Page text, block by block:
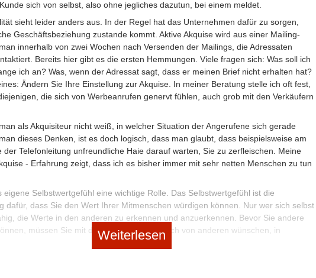
sich von selbst, also ohne jegliches dazutun, bei einem meldet.
sieht leider anders aus. In der Regel hat das Unternehmen dafür zu sorgen,
Geschäftsbeziehung zustande kommt. Aktive Akquise wird aus einer Mailing-
innerhalb von zwei Wochen nach Versenden der Mailings, die Adressaten
Bereits hier gibt es die ersten Hemmungen. Viele fragen sich: Was soll ich
ich an? Was, wenn der Adressat sagt, dass er meinen Brief nicht erhalten hat?
Ändern Sie Ihre Einstellung zur Akquise. In meiner Beratung stelle ich oft fest,
die sich von Werbeanrufen genervt fühlen, auch grob mit den Verkäufern
als Akquisiteur nicht weiß, in welcher Situation der Angerufene sich gerade
dieses Denken, ist es doch logisch, dass man glaubt, dass beispielsweise am
der Telefonleitung unfreundliche Haie darauf warten, Sie zu zerfleischen. Meine
- Erfahrung zeigt, dass ich es bisher immer mit sehr netten Menschen zu tun
eigene Selbstwertgefühl eine wichtige Rolle. Das Selbstwertgefühl ist die
dafür, dass Sie den Wert Ihrer Mitmenschen würdigen können. Nur wer sich selbst
die Werte in den anderen zu erkennen und anzuerkennen. Bevor Sie andere
müssen Sie mit den Werten, die Sie sich von anderen wünschen, in
Weiterlesen